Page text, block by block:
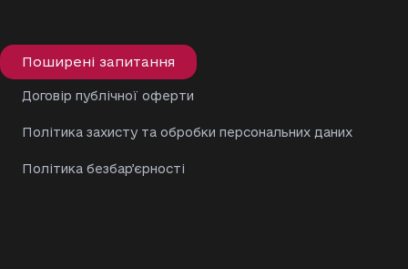
Поширені запитання
Договір публічної оферти
Політика захисту та обробки персональних даних
Політика безбарʼєрності